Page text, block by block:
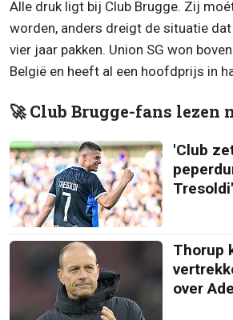
Alle druk ligt bij Club Brugge. Zij
worden, anders dreigt de situatie
vier jaar pakken. Union SG won
België en heeft al een hoofdprijs in
🚀 Club Brugge-fans lezen
'Club
Tresoldi'
Thorup
over